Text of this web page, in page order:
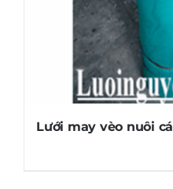
Lưới may vèo nuôi cá